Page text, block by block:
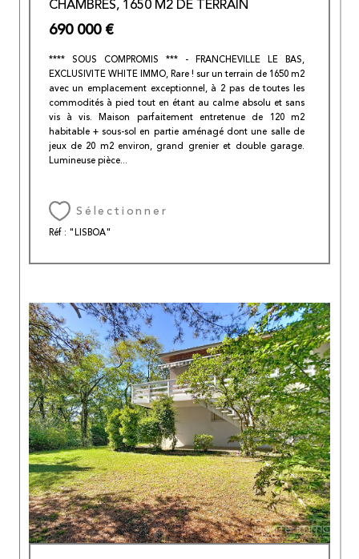
CHAMBRES, 1650 M2 DE TERRAIN
690 000 €
**** SOUS COMPROMIS *** - FRANCHEVILLE LE BAS,
EXCLUSIVITE WHITE IMMO, Rare ! sur un terrain de 1650 m2
avec un emplacement exceptionnel, à 2 pas de toutes les
commodités à pied tout en étant au calme absolu et sans
vis à vis. Maison parfaitement entretenue de 120 m2
habitable + sous-sol en partie aménagé dont une salle de
jeux de 20 m2 environ, grand grenier et double garage.
Lumineuse pièce...
Sélectionner
Réf : "LISBOA"